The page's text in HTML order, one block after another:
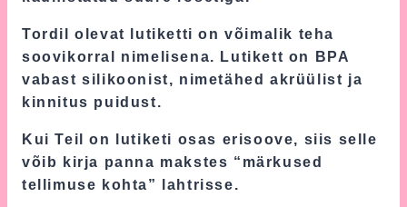
Tordil olevat lutiketti on võimalik teha
soovikorral nimelisena. Lutikett on BPA
vabast silikoonist, nimetähed akrüülist ja
kinnitus puidust.
Kui Teil on lutiketi osas erisoove, siis selle
võib kirja panna makstes “märkused
tellimuse kohta” lahtrisse.